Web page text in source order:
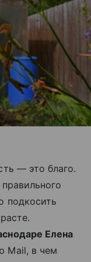
— это благо.
подкосить
Елена
Mail, в чем